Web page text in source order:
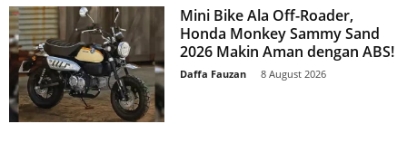
Mini Bike Ala Off-Roader,
Honda Monkey Sammy Sand
2026 Makin Aman dengan ABS!
Daffa Fauzan 8 August 2026